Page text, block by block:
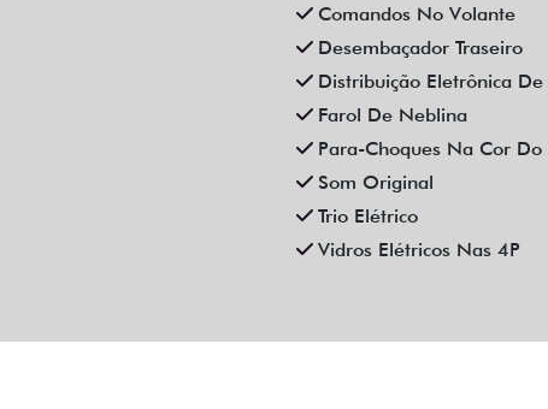
Comandos No Volante
Desembaçador Traseiro
Distribuição Eletrônica De
Farol De Neblina
Para-Choques Na Cor Do
Som Original
Trio Elétrico
Vidros Elétricos Nas 4P